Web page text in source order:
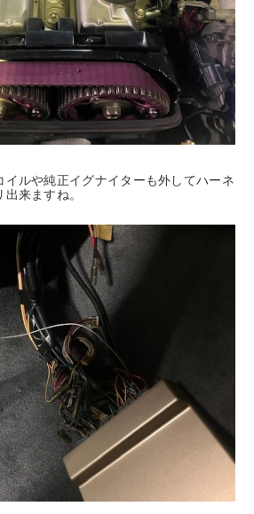
イルや純正イグナイターも外してハーネ
来ますね。